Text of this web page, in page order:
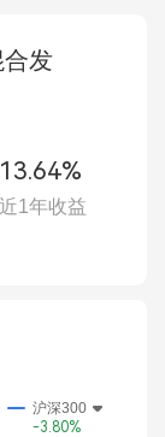
发
13.64%
近1年收益
沪深300
-3.80%